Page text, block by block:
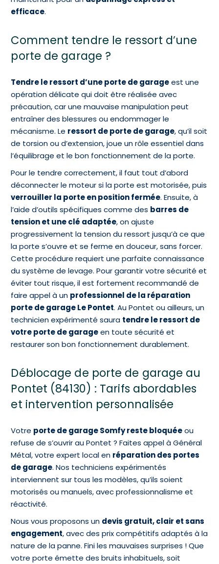
efficace.
Comment tendre le ressort d’une
porte de garage ?
Tendre le ressort d’une porte de garageest une
opération délicate qui doit être réalisée avec
précaution, car une mauvaise manipulation peut
entraîner des blessures ou endommager le
mécanisme. Le ressort de porte de garage, qu’il soit
de torsion ou d’extension, joue un rôle essentiel dans
l’équilibrage et le bon fonctionnement de la porte.
Pour le tendre correctement, il faut tout d’abord
déconnecter le moteur si la porte est motorisée, puis
verrouiller la porte en position fermée. Ensuite, à
l’aide d’outils spécifiques comme des barres de
tension et une clé adaptée, on ajuste
progressivement la tension du ressort jusqu’à ce que
la porte s’ouvre et se ferme en douceur, sans forcer.
Cette procédure requiert une parfaite connaissance
du système de levage. Pour garantir votre sécurité et
éviter tout risque, il est fortement recommandé de
faire appel à un professionnel de la réparation
porte de garage Le Pontet. Au Pontet ou ailleurs, un
technicien expérimenté saura tendre le ressort de
votre porte de garageen toute sécurité et
restaurer son bon fonctionnement durablement.
Déblocage de porte de garage au
Pontet (84130) : Tarifs abordables
et intervention personnalisée
Votre porte de garage Somfy reste bloquéeou
refuse de s’ouvrir au Pontet ? Faites appel à Général
Métal, votre expert local en réparation des portes
de garage. Nos techniciens expérimentés
interviennent sur tous les modèles, qu’ils soient
motorisés ou manuels, avec professionnalisme et
réactivité.
Nous vous proposons un devis gratuit, clair et sans
engagement, avec des prix compétitifs adaptés à la
nature de la panne. Fini les mauvaises surprises ! Que
votre porte émette des bruits inhabituels, soit